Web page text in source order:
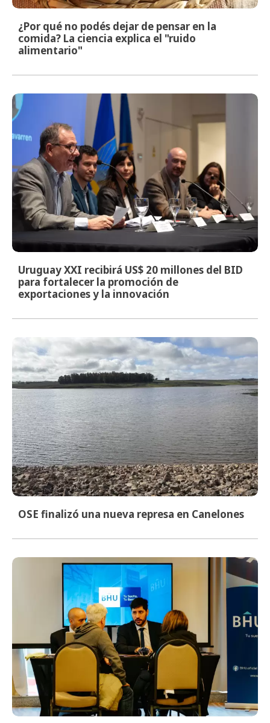
¿Por qué no podés dejar de pensar en la
comida? La ciencia explica el "ruido
alimentario"
Uruguay XXI recibirá US$ 20 millones del BID
para fortalecer la promoción de
exportaciones y la innovación
OSE finalizó una nueva represa en Canelones